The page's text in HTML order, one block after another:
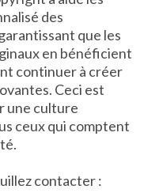
des
que les
en bénéficient
continuer à créer
Ceci est
une culture
ceux qui comptent
contacter :